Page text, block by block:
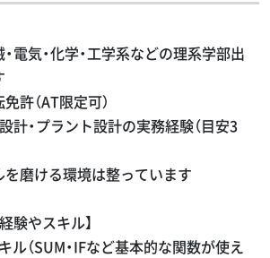
CONTACT
お問い合わせ
電気・化学・工学系などの理系学部出
許（AT限定可）
計・プラント設計の実務経験（目安3
磨ける環境は整っています
験やスキル】
（SUM・IFなど基本的な関数が使え